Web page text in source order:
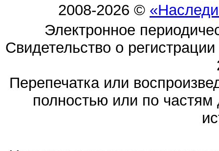
2008-2026 ©
Электронное
Свидетельство о
Перепечатка или
полностью или по частям